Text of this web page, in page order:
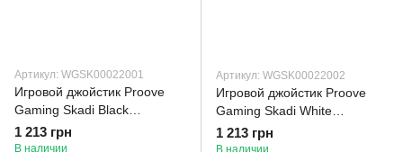
Артикул: WGSK00022001
Игровой джойстик Proove
Gaming Skadi Black
(WGSK00022001)
1 213 грн
В наличии
Артикул: WGSK00022002
Игровой джойстик Proove
Gaming Skadi White
(WGSK00022002)
1 213 грн
В наличии